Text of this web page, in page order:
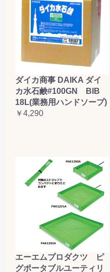
ダイカ商事 DAIKA ダイ
カ水石鹸#100GN BIB
18L(業務用ハンドソープ)
￥4,290
エーエムプロダクツ ピ
グポータブルユーティリ